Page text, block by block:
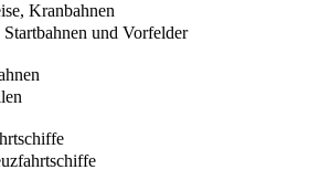
Kranbahnen
Startbahnen und Vorfelder